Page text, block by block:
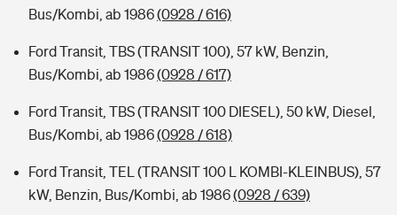
Bus/Kombi, ab 1986(0928 / 616)
Ford Transit, TBS (TRANSIT 100), 57 kW, Benzin,
Bus/Kombi, ab 1986(0928 / 617)
Ford Transit, TBS (TRANSIT 100 DIESEL), 50 kW, Diesel,
Bus/Kombi, ab 1986(0928 / 618)
Ford Transit, TEL (TRANSIT 100 L KOMBI-KLEINBUS), 57
kW, Benzin, Bus/Kombi, ab 1986(0928 / 639)